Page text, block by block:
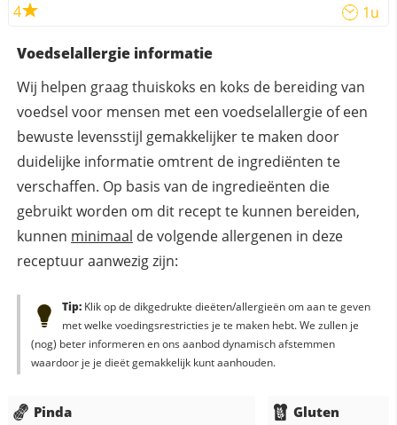
4 1u
Voedselallergie informatie
Wij helpen graag thuiskoks en koks de bereiding van
voedsel voor mensen met een voedselallergie of een
bewuste levensstijl gemakkelijker te maken door
duidelijke informatie omtrent de ingrediënten te
verschaffen. Op basis van de ingredieënten die
gebruikt worden om dit recept te kunnen bereiden,
kunnen minimaal de volgende allergenen in deze
receptuur aanwezig zijn:
Tip:Klik op de dikgedrukte dieëten/allergieën om aan te geven
met welke voedingsrestricties je te maken hebt. We zullen je
(nog) beter informeren en ons aanbod dynamisch afstemmen
waardoor je je dieët gemakkelijk kunt aanhouden.
Pinda Gluten